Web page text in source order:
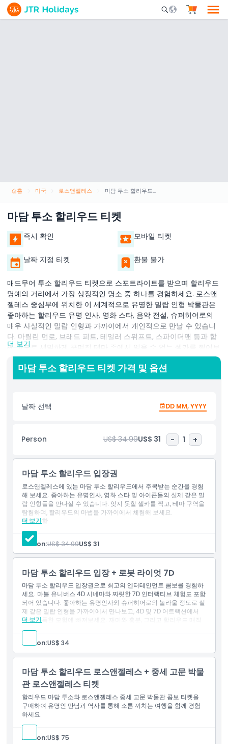
Mobile Search
홈 미국 로스앤젤레스 마담 투소 할리우드 티켓
마담 투소 할리우드 티켓
즉시 확인 모바일 티켓
날짜 지정 티켓 환불 불가
매드무어 투소 할리우드 티켓으로 스포트라이트를 받으며 할리우드
명예의 거리에서 가장 상징적인 명소 중 하나를 경험하세요. 로스앤
젤레스 중심부에 위치한 이 세계적으로 유명한 밀랍 인형 박물관은
좋아하는 할리우드 유명 인사, 영화 스타, 음악 전설, 슈퍼히어로의
매우 사실적인 밀랍 인형과 가까이에서 개인적으로 만날 수 있습니
다. 마릴린 먼로, 브래드 피트, 테일러 스위프트, 스파이더맨 등과 함
께 고도로 세밀하게 꾸며진 테마 존에서 잊을 수 없는 셀카를 찍어보
세요. 영화광, 음악 애호가, 팝 문화 열광자이든 매드무어 투소 로스
앤젤레스는 모두를 위한 무언가를 제공합니다. 스릴 넘치는 비주얼
과 효과가 좋아하는 캐릭터들을 생생하게 보여주는 마블 슈퍼히어로
한 이 필수 할리우드 관광지는 인터랙티브 전시, 레드 카펫 순간, 비
하인드 더 씬의 재미를 결합했습니다. 매드무어 투소 할리우드 티켓
루를 보장합니다. 최고의 할인 혜택을 확보하고 줄을 서지 않으려면
로스앤젤레스 명소 티켓을 온라인으로 예약하세요. 티엔셀타운 중심
하이라이트
아동 성인 정책
포함되지 않는 사항
운영 시간
알아야 할 사항
위치
가는 방법
더 보기
마담 투소 할리우드 티켓 가격 및 옵션
날짜 선택 DD MM, YYYY
Person US$ 34.99US$ 31 - 1 +
마담 투소 할리우드 입장권
로스앤젤레스에 있는 마담 투소 할리우드에서 주목받는 순간을 경험
해 보세요. 좋아하는 유명인사, 영화 스타 및 아이콘들의 실제 같은 밀
랍 인형들을 만나실 수 있습니다. 잊지 못할 셀카를 찍고, 테마 구역을
탐험하며, 할리우드의 마법을 가까이에서 체험해 보세요.
더 보기
제외 사항
7D 로봇 라이엇 게임 입장
교통편
식사 및 음료
기타 개인 경비
포함 사항
1 명 마담 투소 할리우드 입장권
Person:US$ 34.99US$ 31
마담 투소 할리우드 입장 + 로봇 라이엇 7D
마담 투소 할리우드 입장권으로 최고의 엔터테인먼트 콤보를 경험하
세요. 마블 유니버스 4D 시네마와 짜릿한 7D 인터랙티브 체험도 포함
되어 있습니다. 좋아하는 유명인사와 슈퍼히어로의 놀라울 정도로 실
제 같은 밀랍 인형을 가까이에서 만나보고, 4D 및 7D 어트랙션에서
액션 가득한 모험에 빠져보세요. 재미와 흥분, 그리고 할리우드 매직
의 완벽한 조합이 여러분을 기다립니다!
더 보기
1 매드먼 Tussauds 할리우드 티켓(들)
입장: 로봇 라이엇 7D 게임
Person:US$ 34
마담 투소 할리우드 로스앤젤레스 + 중세 고문 박물
관 로스앤젤레스 티켓
할리우드 마담 투소와 로스앤젤레스 중세 고문 박물관 콤보 티켓을
구매하여 유명인 만남과 역사를 통해 소름 끼치는 여행을 함께 경험
하세요.
Person:US$ 75